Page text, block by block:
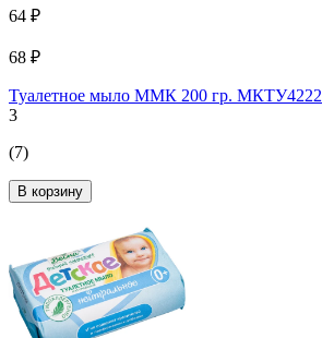
64 ₽
68 ₽
Туалетное мыло ММК 200 гр. МКТУ4222
3
(7)
В корзину